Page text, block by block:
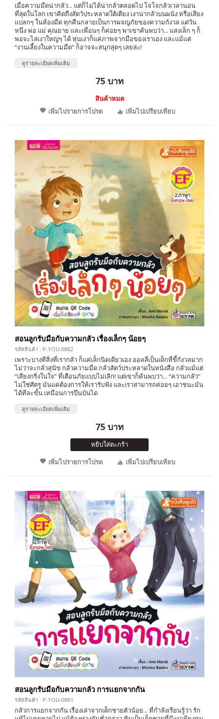
เมื่อความมืดน่ากลัว... แต่ก็ไม่ได้น่ากลัวตลอดไป โจโจกลัวเวลานอน
ที่สุดในโลก เขาคิดถึงสัตว์ประหลาดใต้เตียง เงาน่ากลัวบนผนัง หรือเสียง
แปลกๆ ในห้องมืด ทุกคืนกลายเป็นการผจญภัยของความกังวล แต่วัน
หนึ่ง พ่อ แม่ คุณยาย และเพื่อนๆ ก็ค่อยๆ พาเขาค้นพบว่า... แสงเล็ก ๆ ก็
พอจะไล่เงาใหญ่ๆ ได้ หุ่นเงาก็แค่ภาพจากมือของเราเอง และแม้แต่
“งานเลี้ยงในความมืด” ก็อาจจะสนุกสุดๆ เลยล่ะ!
ดูรายละเอียดเพิ่มเติม
75 บาท
สินค้าหมด
เพิ่มไปรายการโปรด
เพิ่มไปเปรียบเทียบ
สอนลูกรับมือกับความกลัว เรื่องเล็กๆ น้อยๆ
รหัสสินค้า : P-YOU-0882
เพราะบางทีสิ่งที่เรากลัว ก็แค่เล็กนิดเดียวเอง ออลลี่เป็นเด็กที่ขี้กังวลมาก
ไม่ว่าจะกลัวสุนัข กลัวความมืด กลัวสัตว์ประหลาดในหนังสือ กลัวแม้แต่
“เสียงกริ่งในใจ” ที่เตือนภัยแบบไม่เลิก! แต่เขาก็ค้นพบว่า... “ความกลัว”
ไม่ใช่ศัตรู มันแค่ต้องการให้เรารับฟัง และเราสามารถค่อยๆ เอาชนะมัน
ได้ทีละขั้น เหมือนการปีนบันได
ดูรายละเอียดเพิ่มเติม
75 บาท
หยิบใส่ตะกร้า
เพิ่มไปรายการโปรด
เพิ่มไปเปรียบเทียบ
สอนลูกรับมือกับความกลัว การแยกจากกัน
รหัสสินค้า : P-YOU-0881
กลัวการแยกจากกัน เรื่องเล่าจากเด็กชายตัวน้อย... ที่กำลังเรียนรู้ว่า รัก